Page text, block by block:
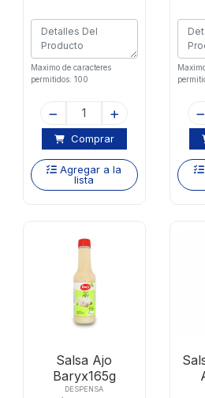
Maximo de caracteres
permitidos: 100
Comprar
Agregar a la
lista
Salsa Ajo
Baryx165g
Frasco
DESPENSA